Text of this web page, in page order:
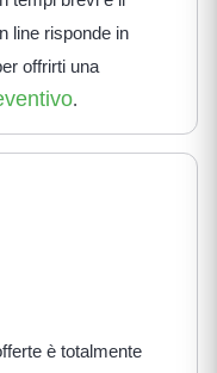
line risponde in
offrirti una
.
è totalmente